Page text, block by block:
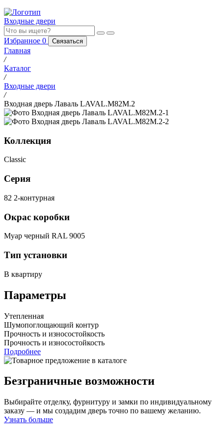
Входные двери
Избранное 0 Связаться
Главная
/
Каталог
/
Входные двери
/
Входная дверь Лаваль LAVAL.M82M.2
Коллекция
Classic
Серия
82 2-контурная
Окрас коробки
Муар черный RAL 9005
Тип установки
В квартиру
Параметры
Утепленная
Шумопоглощающий контур
Прочность и износостойкость
Прочность и износостойкость
Подробнее
Безграничные возможности
Выбирайте отделку, фурнитуру и замки по индивидуальному
заказу — и мы создадим дверь точно по вашему желанию.
Узнать больше